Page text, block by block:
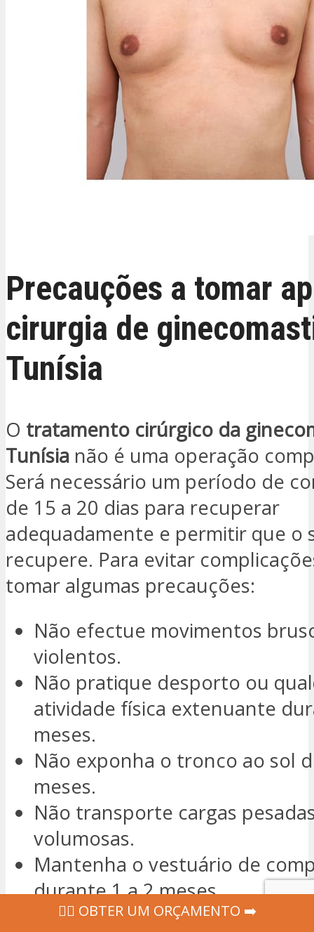
Precauções a tomar
cirurgia de
Tunísia
O tratamento cirúrgico da
Tunísia não é uma operação
Será necessário um período de
de 15 a 20 dias para recuperar
adequadamente e permitir que o
recupere. Para evitar
tomar algumas precauções:
Não efectue movimentos
violentos.
Não pratique desporto ou
atividade física extenuante
meses.
Não exponha o tronco ao sol
meses.
Não transporte cargas
volumosas.
Mantenha o vestuário de
durante 1 a 2 meses.
‍👩‍⚕ OBTER UM ORÇAMENTO ➡️